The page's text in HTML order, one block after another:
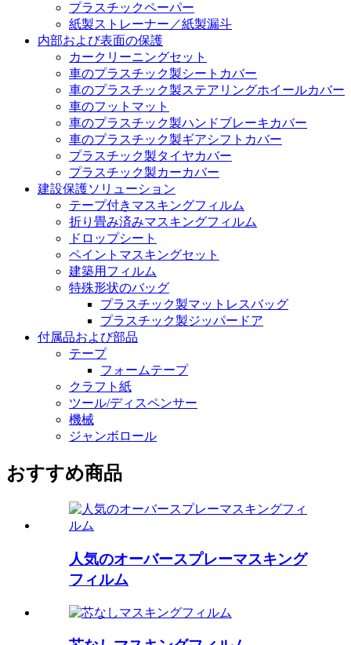
プラスチックペーパー
紙製ストレーナー／紙製漏斗
内部および表面の保護
カークリーニングセット
車のプラスチック製シートカバー
車のプラスチック製ステアリングホイールカバー
車のフットマット
車のプラスチック製ハンドブレーキカバー
車のプラスチック製ギアシフトカバー
プラスチック製タイヤカバー
プラスチック製カーカバー
建設保護ソリューション
テープ付きマスキングフィルム
折り畳み済みマスキングフィルム
ドロップシート
ペイントマスキングセット
建築用フィルム
特殊形状のバッグ
プラスチック製マットレスバッグ
プラスチック製ジッパードア
付属品および部品
テープ
フォームテープ
クラフト紙
ツール/ディスペンサー
機械
ジャンボロール
おすすめ商品
人気のオーバースプレーマスキング
フィルム